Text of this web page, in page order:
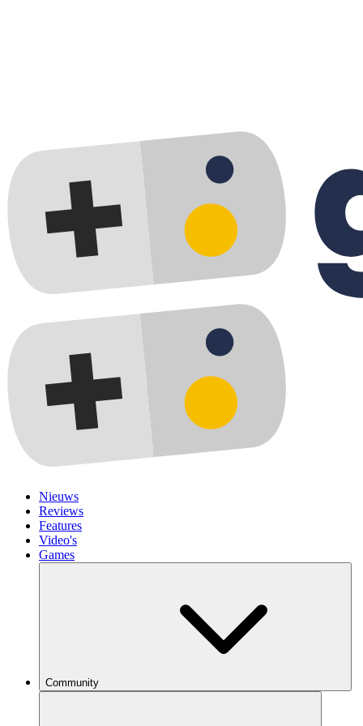
Nieuws
Reviews
Features
Video's
Games
Community